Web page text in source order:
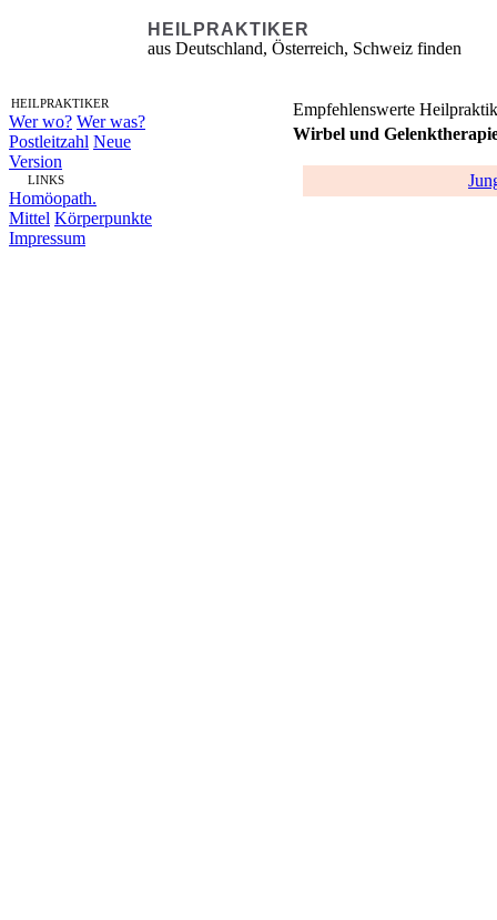
HEILPRAKTIKER
aus Deutschland, Österreich, Schweiz finden
HEILPRAKTIKER
Wer wo? Wer was?
Postleitzahl Neue
Version
LINKS
Homöopath.
Mittel Körperpunkte
Impressum
Empfehlenswerte
Wirbel und